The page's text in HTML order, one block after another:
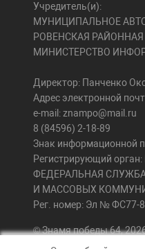
Учредитель(и):
МУНИЦИПАЛЬНОЕ
РОВЕНСКАЯ
МИНИСТЕРСТВО
Директор: Панченко
Адрес электронной
e-mail: znampo@mail.ru
8 (84596) 2-18-89
Знак информационной
Регистрирующий
ФЕДЕРАЛЬНАЯ
И МАССОВЫХ
Рег. номер: Эл № ФС77-
© Знамя победы 64,